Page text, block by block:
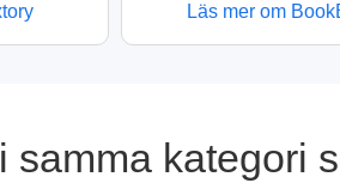
Läs mer om
samma kategori